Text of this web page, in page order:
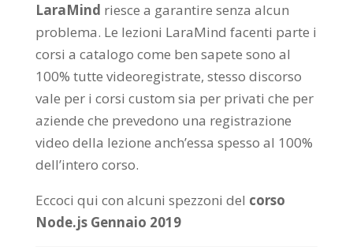
LaraMind riesce a garantire senza alcun
problema. Le lezioni LaraMind facenti parte i
corsi a catalogo come ben sapete sono al
100% tutte videoregistrate, stesso discorso
vale per i corsi custom sia per privati che per
aziende che prevedono una registrazione
video della lezione anch’essa spesso al 100%
dell’intero corso.
Eccoci qui con alcuni spezzoni del corso
Node.js Gennaio 2019